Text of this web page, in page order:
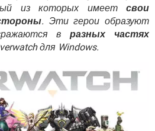
из которых имеет свои
. Эти герои образуют
вразных частях
для Windows.